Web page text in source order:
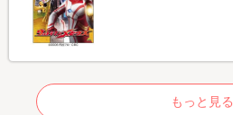
もっと見る